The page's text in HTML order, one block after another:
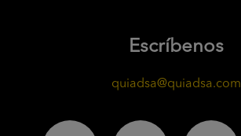
Escríbenos
quiadsa@quiadsa.com